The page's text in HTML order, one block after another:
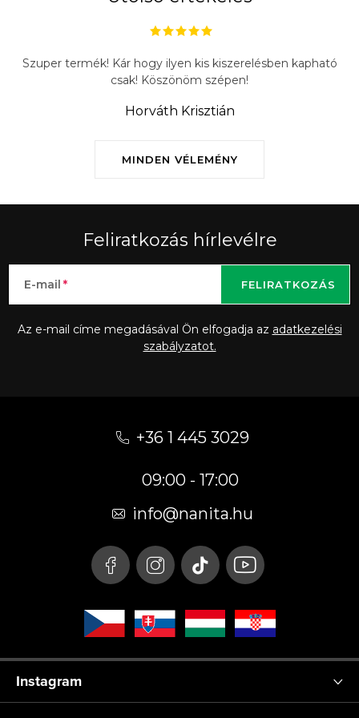
MINDEN VÉLEMÉNY
Szuper termék! Kár hogy ilyen kis kiszerelésben kapható
csak! Köszönöm szépen!
Horváth Krisztián
Feliratkozás hírlevélre
E-mail
Az e-mail címe megadásával Ön elfogadja az adatkezelési
szabályzatot.
FELIRATKOZÁS
+36 1 445 3029
09:00 - 17:00
info@nanita.hu
Instagram